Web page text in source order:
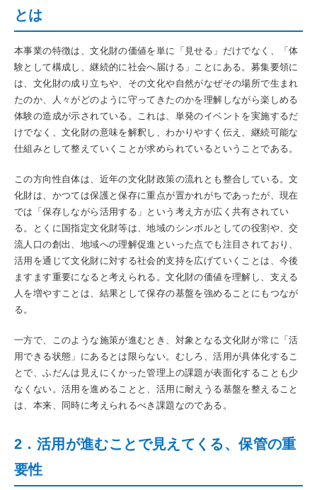
とは
本事業の特徴は、文化財の価値を単に「見せる」だけでなく、「体
験として構成し、継続的に社会へ届ける」ことにある。募集要領に
は、文化財の成り立ちや、その文化や自然がなぜその場所で生まれ
たのか、人々がどのように守ってきたのかを理解しながら楽しめる
体験の造成が示されている。これは、単発のイベントを実施するだ
けでなく、文化財の意味を解釈し、わかりやすく伝え、継続可能な
仕組みとして整えていくことが求められているということである。
この方向性自体は、近年の文化財政策の流れとも整合している。文
化財は、かつては保護と保存に重点が置かれがちであったが、現在
では「保存しながら活用する」という考え方が広く共有されてい
る。とくに国指定文化財等は、地域のシンボルとしての役割や、交
流人口の創出、地域への理解促進といった点でも注目されており、
活用を通じて文化財に対する社会的支持を広げていくことは、今後
ますます重要になると考えられる。文化財の価値を理解し、支える
人を増やすことは、結果として保存の基盤を強めることにもつなが
る。
一方で、このような施策が進むとき、対象となる文化財が常に「活
用できる状態」にあるとは限らない。むしろ、活用が具体化するこ
とで、ふだんは見えにくかった管理上の課題が表面化することも少
なくない。活用を進めることと、活用に耐えうる基盤を整えること
は、本来、同時に考えられるべき課題なのである。
2．活用が進むことで見えてくる、保管の重
要性